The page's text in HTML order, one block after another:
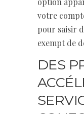
votre
pour saisir
exempt de
DES